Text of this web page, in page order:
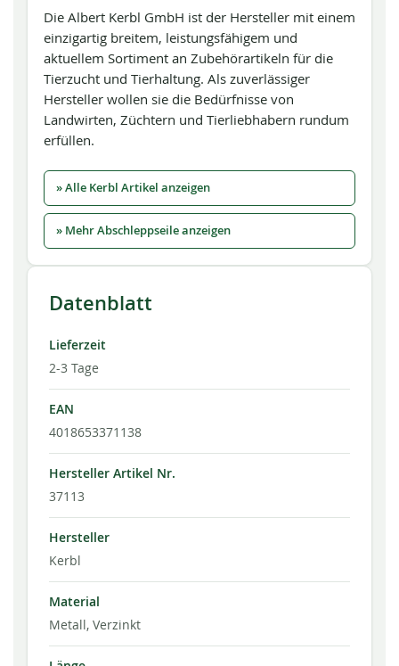
Die Albert Kerbl GmbH ist der Hersteller mit einem
einzigartig breitem, leistungsfähigem und
aktuellem Sortiment an Zubehörartikeln für die
Tierzucht und Tierhaltung. Als zuverlässiger
Hersteller wollen sie die Bedürfnisse von
Landwirten, Züchtern und Tierliebhabern rundum
erfüllen.
» Alle Kerbl Artikel anzeigen
» Mehr Abschleppseile anzeigen
Datenblatt
Lieferzeit
2-3 Tage
EAN
4018653371138
Hersteller Artikel Nr.
37113
Hersteller
Kerbl
Material
Metall, Verzinkt